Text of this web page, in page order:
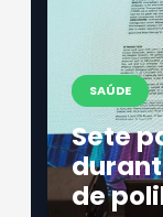
SAÚDE
Sete
de